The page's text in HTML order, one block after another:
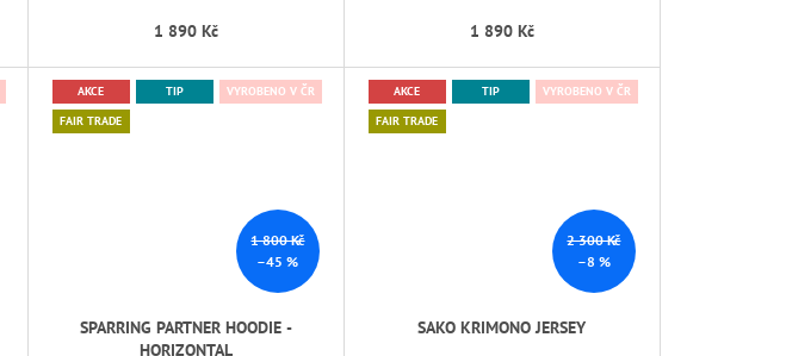
1 890 Kč 1 890 Kč
1 800 Kč
–45 %
AKCE TIP
VYROBENO V ČR
FAIR TRADE
SPARRING PARTNER HOODIE -
HORIZONTAL
2 300 Kč
–8 %
AKCE TIP
VYROBENO V ČR
FAIR TRADE
SAKO KRIMONO JERSEY